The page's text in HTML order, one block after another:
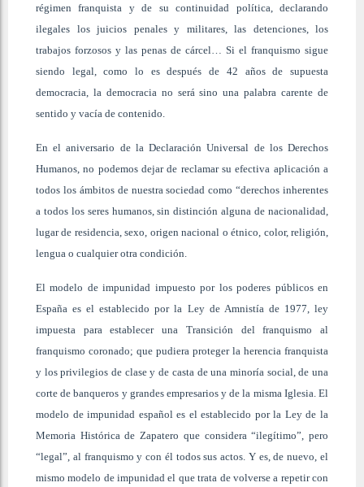
régimen franquista y de su continuidad política, declarando
ilegales los juicios penales y militares, las detenciones, los
trabajos forzosos y las penas de cárcel… Si el franquismo sigue
siendo legal, como lo es después de 42 años de supuesta
democracia, la democracia no será sino una palabra carente de
sentido y vacía de contenido.
En el aniversario de la Declaración Universal de los Derechos
Humanos, no podemos dejar de reclamar su efectiva aplicación a
todos los ámbitos de nuestra sociedad como “derechos inherentes
a todos los seres humanos, sin distinción alguna de nacionalidad,
lugar de residencia, sexo, origen nacional o étnico, color, religión,
lengua o cualquier otra condición.
El modelo de impunidad impuesto por los poderes públicos en
España es el establecido por la Ley de Amnistía de 1977, ley
impuesta para establecer una Transición del franquismo al
franquismo coronado; que pudiera proteger la herencia franquista
y los privilegios de clase y de casta de una minoría social, de una
corte de banqueros y grandes empresarios y de la misma Iglesia. El
modelo de impunidad español es el establecido por la Ley de la
Memoria Histórica de Zapatero que considera “ilegítimo”, pero
“legal”, al franquismo y con él todos sus actos. Y es, de nuevo, el
mismo modelo de impunidad el que trata de volverse a repetir con